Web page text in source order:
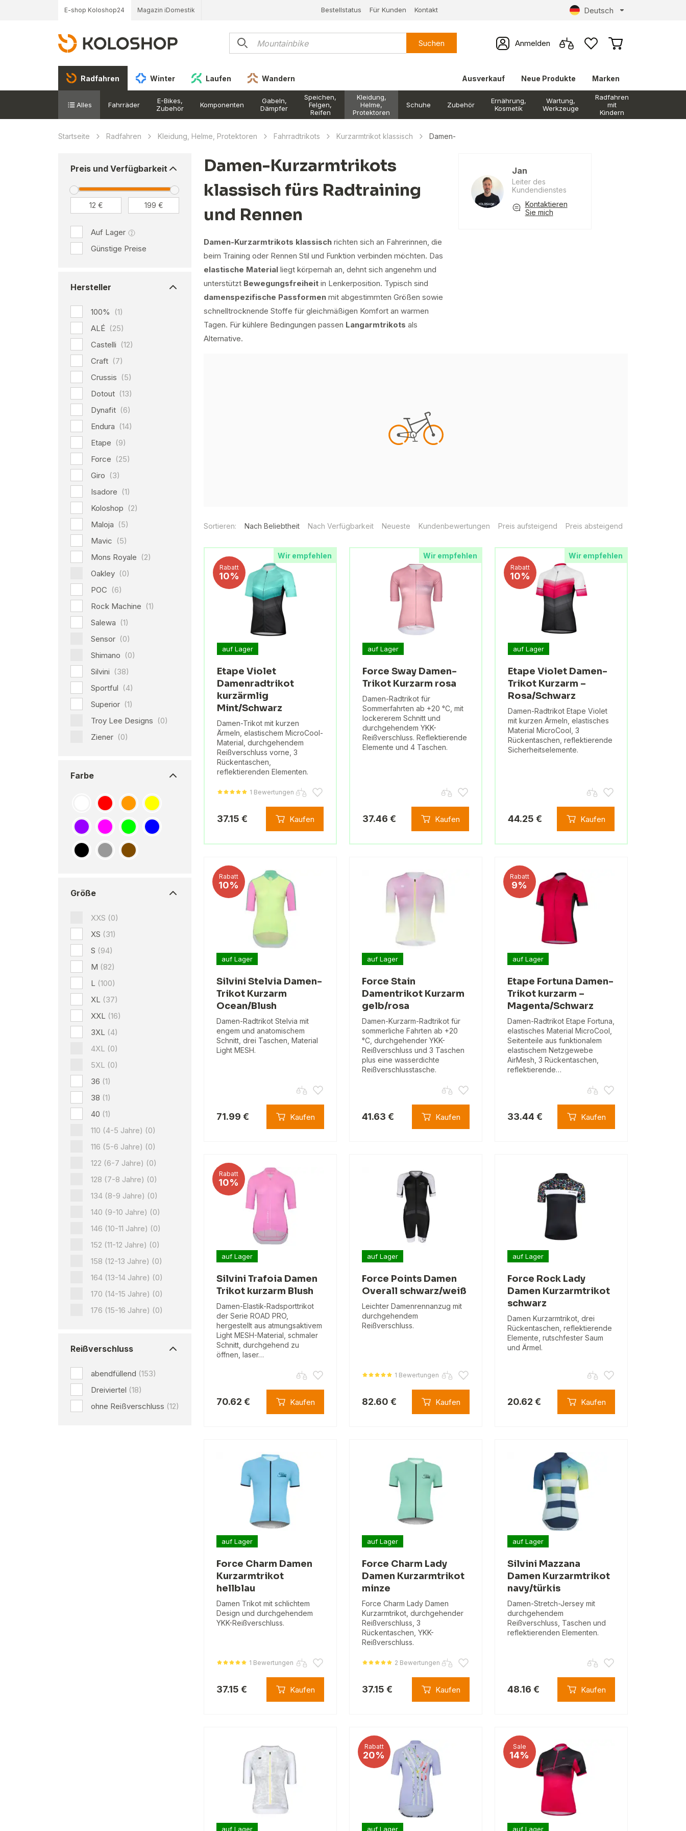
E-shop Koloshop24 Magazin iDomestik Bestellstatus Für Kunden Kontakt Deutsch
Suchen Anmelden
Radfahren Winter Laufen Wandern Ausverkauf Neue Produkte Marken
Alles Fahrräder
E-Bikes,
Zubehör
Komponenten
Gabeln,
Dämpfer
Speichen,
Felgen,
Reifen
Kleidung,
Helme,
Protektoren
Schuhe Zubehör
Ernährung,
Kosmetik
Wartung,
Werkzeuge
Radfahren
mit
Kindern
Startseite Radfahren Kleidung, Helme, Protektoren Fahrradtrikots Kurzarmtrikot klassisch Damen-
Preis und Verfügbarkeit
Auf Lager
Günstige Preise
Hersteller
100%
(1)
ALÉ (25)
Castelli (12)
Craft (7)
Crussis (5)
Dotout (13)
Dynafit (6)
Endura (14)
Etape (9)
Force (25)
Giro (3)
Isadore (1)
Koloshop (2)
Maloja (5)
Mavic (5)
Mons Royale (2)
Oakley (0)
POC (6)
Rock Machine (1)
Salewa (1)
Sensor (0)
Shimano (0)
Silvini (38)
Sportful (4)
Superior (1)
Troy Lee Designs (0)
Ziener (0)
Farbe
Größe
XXS (0)
XS (31)
S (94)
M (82)
L (100)
XL (37)
XXL (16)
3XL (4)
4XL (0)
5XL (0)
36 (1)
38 (1)
40 (1)
110 (4-5 Jahre) (0)
116 (5-6 Jahre) (0)
122 (6-7 Jahre) (0)
128 (7-8 Jahre) (0)
134 (8-9 Jahre) (0)
140 (9-10 Jahre) (0)
146 (10-11 Jahre) (0)
152 (11-12 Jahre) (0)
158 (12-13 Jahre) (0)
164 (13-14 Jahre) (0)
170 (14-15 Jahre) (0)
176 (15-16 Jahre) (0)
Reißverschluss
abendfüllend (153)
Dreiviertel (18)
ohne Reißverschluss (12)
Damen-Kurzarmtrikots
klassisch fürs Radtraining
und Rennen
Damen-Kurzarmtrikots klassisch richten sich an Fahrerinnen, die
beim Training oder Rennen Stil und Funktion verbinden möchten. Das
elastische Material liegt körpernah an, dehnt sich angenehm und
unterstützt Bewegungsfreiheit in Lenkerposition. Typisch sind
damenspezifische Passformen mit abgestimmten Größen sowie
schnelltrocknende Stoffe für gleichmäßigen Komfort an warmen
Tagen. Für kühlere Bedingungen passen Langarmtrikots als
Alternative.
Jan
Leiter des
Kundendienstes
Kontaktieren
Sie mich
Sortieren: Nach Beliebtheit Nach Verfügbarkeit Neueste Kundenbewertungen Preis aufsteigend Preis absteigend
Wir empfehlen
Rabatt
10%
auf Lager
Etape Violet
Damenradtrikot
kurzärmlig
Mint/Schwarz
Damen-Trikot mit kurzen
Ärmeln, elastischem MicroCool-
Material, durchgehendem
Reißverschluss vorne, 3
Rückentaschen,
reflektierenden Elementen.
1 Bewertungen
37.15 € Kaufen
Wir empfehlen
auf Lager
Force Sway Damen-
Trikot Kurzarm rosa
Damen-Radtrikot für
Sommerfahrten ab +20 °C, mit
lockererem Schnitt und
durchgehendem YKK-
Reißverschluss. Reflektierende
Elemente und 4 Taschen.
37.46 € Kaufen
Wir empfehlen
Rabatt
10%
auf Lager
Etape Violet Damen-
Trikot Kurzarm –
Rosa/Schwarz
Damen-Radtrikot Etape Violet
mit kurzen Ärmeln, elastisches
Material MicroCool, 3
Rückentaschen, reflektierende
Sicherheitselemente.
44.25 € Kaufen
Rabatt
10%
auf Lager
Silvini Stelvia Damen-
Trikot Kurzarm
Ocean/Blush
Damen-Radtrikot Stelvia mit
engem und anatomischem
Schnitt, drei Taschen, Material
Light MESH.
71.99 € Kaufen
auf Lager
Force Stain
Damentrikot Kurzarm
gelb/rosa
Damen-Kurzarm-Radtrikot für
sommerliche Fahrten ab +20
°C, durchgehender YKK-
Reißverschluss und 3 Taschen
plus eine wasserdichte
Reißverschlusstasche.
41.63 € Kaufen
Rabatt
9%
auf Lager
Etape Fortuna Damen-
Trikot kurzarm –
Magenta/Schwarz
Damen-Radtrikot Etape Fortuna,
elastisches Material MicroCool,
Seitenteile aus funktionalem
elastischem Netzgewebe
AirMesh, 3 Rückentaschen,
reflektierende…
33.44 € Kaufen
Rabatt
10%
auf Lager
Silvini Trafoia Damen
Trikot kurzarm Blush
Damen-Elastik-Radsporttrikot
der Serie ROAD PRO,
hergestellt aus atmungsaktivem
Light MESH-Material, schmaler
Schnitt, durchgehend zu
öffnen, laser…
70.62 € Kaufen
auf Lager
Force Points Damen
Overall schwarz/weiß
Leichter Damenrennanzug mit
durchgehendem
Reißverschluss.
1 Bewertungen
82.60 € Kaufen
auf Lager
Force Rock Lady
Damen Kurzarmtrikot
schwarz
Damen Kurzarmtrikot, drei
Rückentaschen, reflektierende
Elemente, rutschfester Saum
und Ärmel.
20.62 € Kaufen
auf Lager
Force Charm Damen
Kurzarmtrikot
hellblau
Damen Trikot mit schlichtem
Design und durchgehendem
YKK-Reißverschluss.
1 Bewertungen
37.15 € Kaufen
auf Lager
Force Charm Lady
Damen Kurzarmtrikot
minze
Force Charm Lady Damen
Kurzarmtrikot, durchgehender
Reißverschluss, 3
Rückentaschen, YKK-
Reißverschluss.
2 Bewertungen
37.15 € Kaufen
auf Lager
Silvini Mazzana
Damen Kurzarmtrikot
navy/türkis
Damen-Stretch-Jersey mit
durchgehendem
Reißverschluss, Taschen und
reflektierenden Elementen.
48.16 € Kaufen
auf Lager
Rabatt
20%
auf Lager
Sale
14%
auf Lager